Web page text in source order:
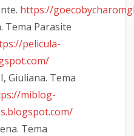
https://
Tema Parasite
pelicula-
Giuliana. Tema
miblog-
Tema